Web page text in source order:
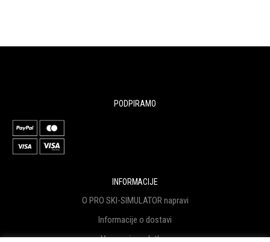
PODPIRAMO
INFORMACIJE
O PRO SKI-SIMULATOR napravi
Informacije o dostavi
Varovanje podatkov